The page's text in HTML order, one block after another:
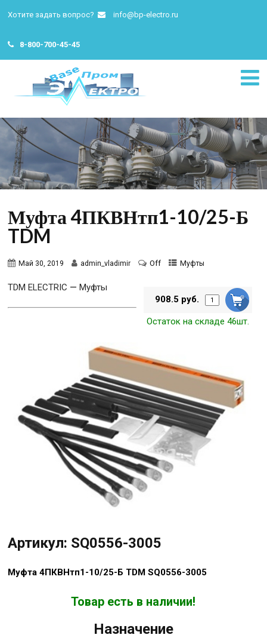
Хотите задать вопрос? info@bp-electro.ru
8-800-700-45-45
Муфта 4ПКВНтп1-10/25-Б
TDM
Май 30, 2019 admin_vladimir Off Муфты
908.5 руб.
Остаток на складе 46шт.
TDM ELECTRIC — Муфты
Артикул: SQ0556-3005
Муфта 4ПКВНтп1-10/25-Б TDM SQ0556-3005
Товар есть в наличии!
Назначение